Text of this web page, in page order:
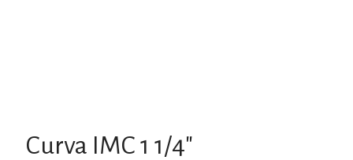
Curva IMC 1 1/4″